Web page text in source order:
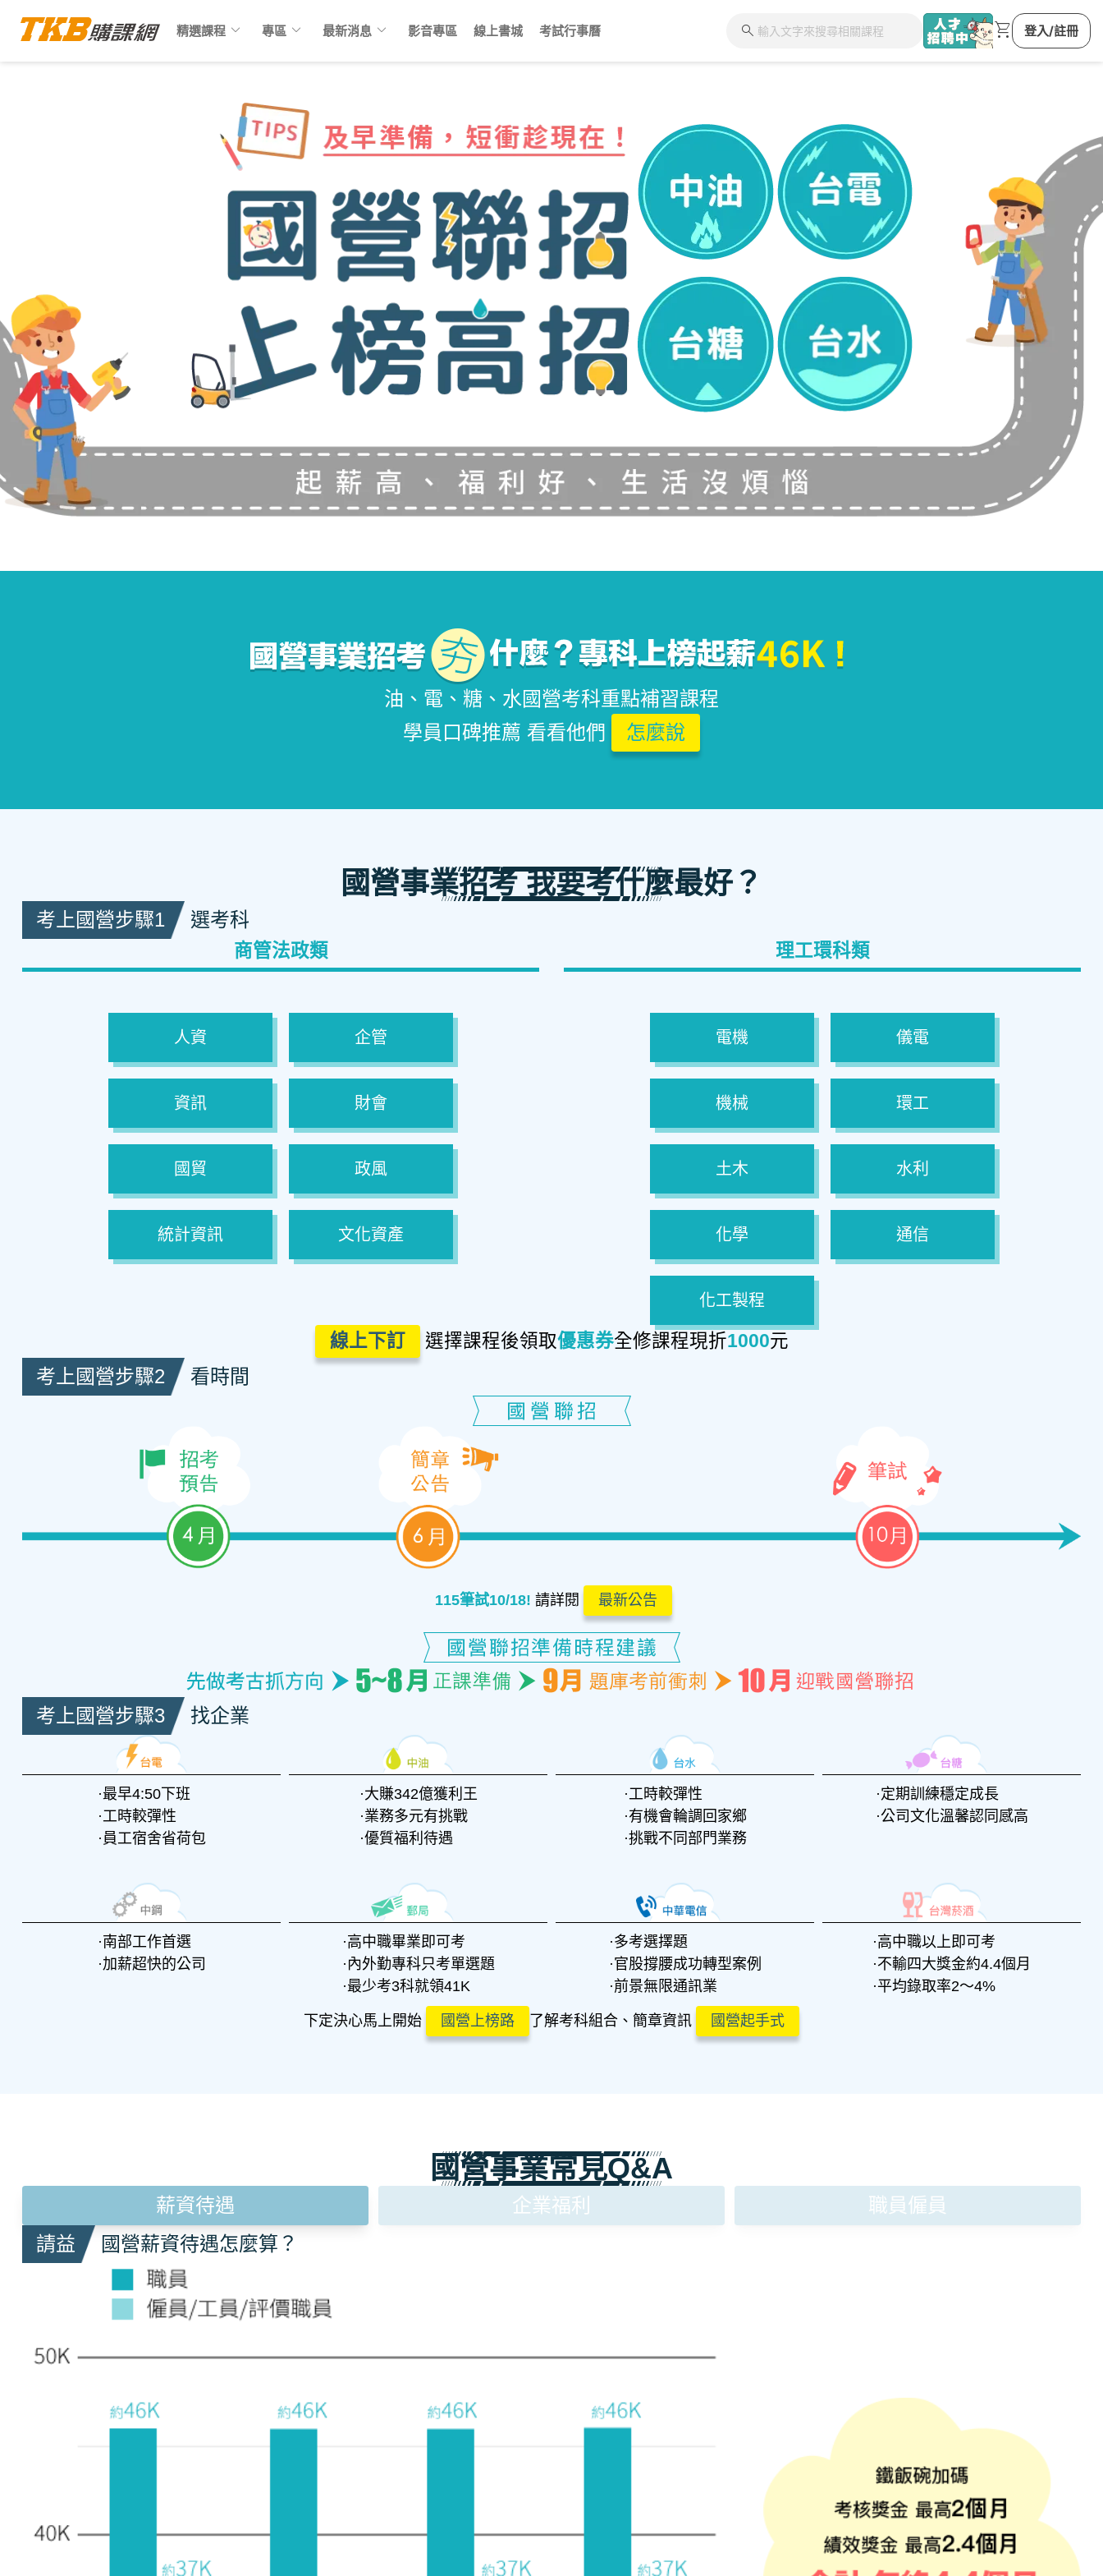
油、電、糖、水國營考科重點補習課程
學員口碑推薦 看看他們
怎麼說
國營事業招考 我要考什麼最好？
考上國營步驟1 選考科
商管法政類
人資 企管
資訊 財會
國貿 政風
統計資訊 文化資產
理工環科類
電機 儀電
機械 環工
土木 水利
化學 通信
化工製程
線上下訂 選擇課程後領取優惠券全修課程現折1000元
考上國營步驟2 看時間
115筆試10/18! 請詳閱 最新公告
考上國營步驟3 找企業
最早4:50下班
工時較彈性
員工宿舍省荷包
大賺342億獲利王
業務多元有挑戰
優質福利待遇
工時較彈性
有機會輪調回家鄉
挑戰不同部門業務
定期訓練穩定成長
公司文化溫馨認同感高
南部工作首選
加薪超快的公司
高中職畢業即可考
內外勤專科只考單選題
最少考3科就領41K
多考選擇題
官股撐腰成功轉型案例
前景無限通訊業
高中職以上即可考
不輸四大獎金約4.4個月
平均錄取率2～4%
下定決心馬上開始 國營上榜路 了解考科組合、簡章資訊 國營起手式
國營事業常見Q&A
薪資待遇 企業福利
職員僱員
請益
國營薪資待遇怎麼算？
精選課程 keyboard_arrow_down 專區 keyboard_arrow_down 最新消息 keyboard_arrow_down 影音專區 線上書城 考試行事曆 search shopping_cart 登入/註冊